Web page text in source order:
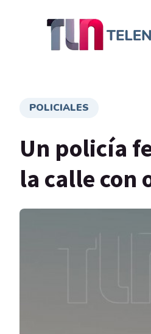
POLICIALES
Un policía
la calle con